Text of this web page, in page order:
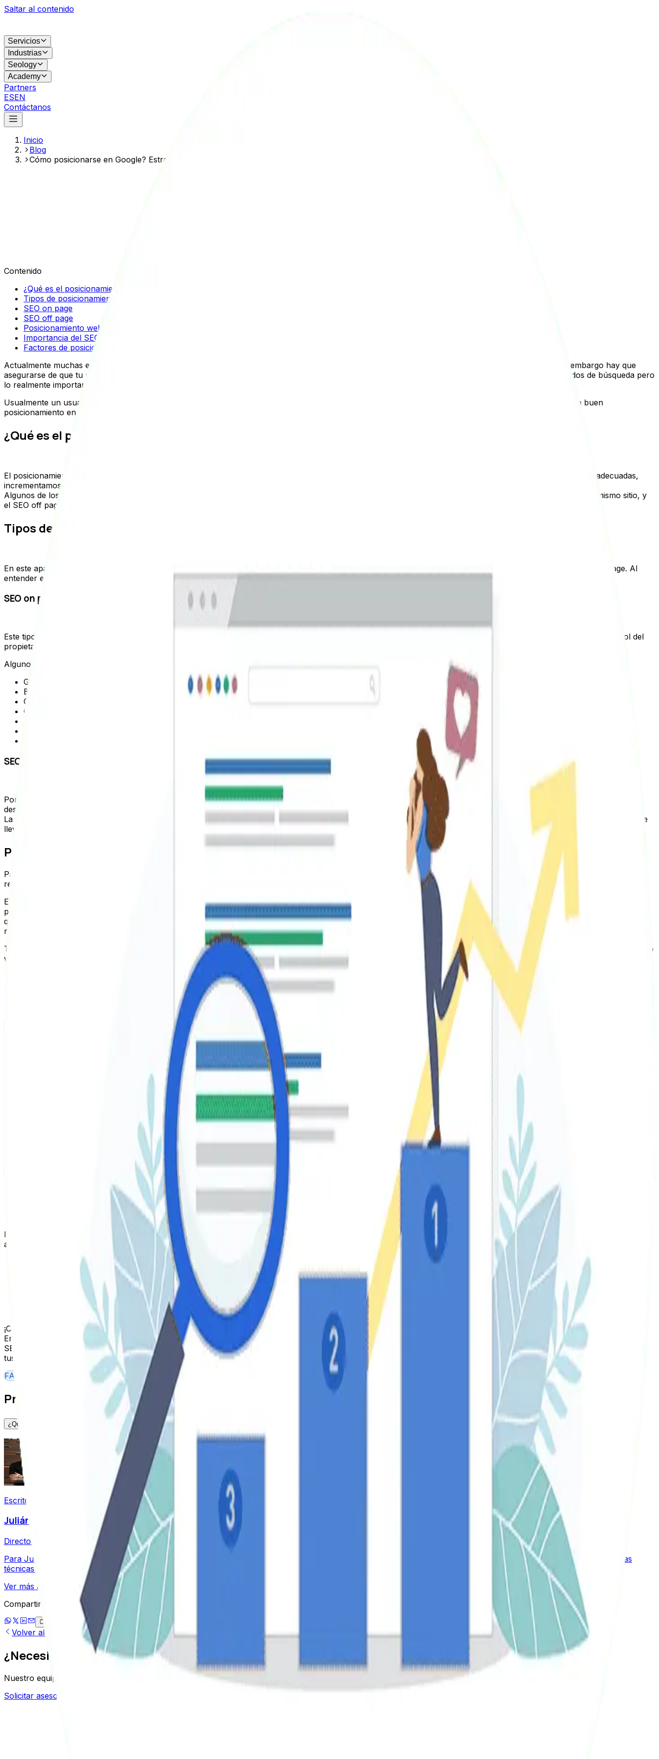
Saltar al contenido
Servicios
Industrias
Seology
Academy
Partners
ESEN
Contáctanos
Inicio
Blog
Cómo posicionarse en Google? Estrategias clave
Contenido
¿Qué es el posicionamiento SEO?
Tipos de posicionamiento web
SEO on page
SEO off page
Posicionamiento web: ¿Cómo funciona?
Importancia del SEO, ¿Por qué incluirlo en la estrategia?
Factores de posicionamiento SEO
Actualmente muchas empresas son conscientes de la importancia de tener presencia en internet para generar mejores resultados en sus negocios, sin embargo hay que
asegurarse de que tu negocio es visible tanto para el público objetivo como para los buscadores. Muchas páginas compiten por aparecer en los resultados de búsqueda pero
lo realmente importante es estar en la primera página de resultados, si tu negocio no aparece allí estará perdiendo muchas oportunidades de conversión.
Usualmente un usuario no sigue buscando respuestas a su búsqueda más allá de la primera página, por eso es importante implementar estrategias por un buen
posicionamiento en Google para sobresalir frente a la competencia.
¿Qué es el posicionamiento SEO?
El posicionamiento SEO define la posición o lugar en que aparece un resultado de búsqueda de forma orgánica en los buscadores. Al implementar estrategias adecuadas,
incrementamos la posibilidad de mejorar el posicionamiento y aparecer en los primeros lugares de la página de resultados de Google.
Algunos de los aspectos más relevantes para el posicionamiento son el SEO on page, que se refiere a toda la estrategia que se puede llevar a cabo dentro del mismo sitio, y
el SEO off page.
Tipos de posicionamiento web
En este apartado veremos que existen dos tipos de posicionamiento que utilizaremos según lo que queramos optimizar en los resultados. SEO on page y SEO off page. Al
entender estos dos tipos de posicionamiento podremos identificar y priorizar los elementos a mejorar dentro de un sitio web y en su estrategia SEO.
SEO on page
Este tipo de SEO trata todas las optimizaciones que se pueden realizar dentro de una página web para posicionarla en Google, se refiere a todo lo que está bajo control del
propietario del sitio, del encargado de su operación o de algún experto en SEO.
Algunos elementos dentro de esta categoría que nos sirven para optimizar son:
Generar contenido de calidad y responder a la intención de búsqueda del usuario
Buen desarrollo de la arquitectura web
Optimizar etiquetas title y description
Optimizar sintaxis de URL
SEO off page
Por otro lado está el SEO off page, que se refiere a las acciones que ayudan a optimizar el sitio pero que se realiza con páginas web externas. El principal elemento para
desarrollar esta estrategia son los enlaces externos o backlinks.
La función y objetivo de los enlaces externos es lograr que otras páginas que se consideren relevantes y de calidad implementen enlaces en su sitio, de manera natural, que
lleven a páginas del sitio deseado, así mejorará el perfil de enlaces, Google comenzará a ver relevancia en nuestro sitio y así se podrá mejorar el posicionamiento.
Posicionamiento web: ¿Cómo funciona?
Para entender esto debes saber que los buscadores usan sus propios algoritmos para analizar las páginas web, incluyendo su estructura y contenidos, para generar los
resultados adecuados en cada búsqueda de usuario.
En un inicio el proceso con el rastreo de una web que es realizado por “arañas” de Google, que además indexan la páginas del sitio web y de las web enlazadas en sus
páginas. Con este rastreo el buscador realiza un índice de páginas que estará disponible para cuando alguien realiza una búsqueda. Al arrojar el resultado, el usuario verá lo
que Google considera que está más cercano o acorde a lo que estaba buscando el usuario entre todo el índice de páginas web, es decir, lo que valora como de mayor
relevancia por el usuario.
Todo el análisis de sitios web puede ser realizado por una
agencia de posicionamiento web
o por profesionales en SEO quienes, a partir de la observación y análisis del sitio
web, comienzan a desarrollar estrategias para lograr que las páginas web del sitio se indexen y logren posicionarse mejor en los buscadores.
Importancia del SEO, ¿Por qué incluirlo en la estrategia?
ecommerceo no, es una de las tareas obligatorias en las empresas dentro de su estrategia para atraer a clientes potenciales, esto
significa atraer a los usuarios cualificados mediante tráfico orgánico, es decir, el tráfico que proviene de los buscadores.
Aunque tengas una gran y atractiva oferta o portafolio de productos o servicios, si no apareces en la primera página de resultados de Google, estás perdiendo más del 90%
de los clics en tu página web. Y, entre todos los resultados de la primera página de respuestas, ten en cuenta que la primera posición acumula en torno al 59,59% de clics.
Además, obtener un volumen de tráfico web considerable es el primer paso para poder realizar con éxito todas las demás estrategias de marketing online (Google Ads, redes
Cuando se dirigen correctamente los recursos para obtener un buen posicionamiento web, podremos lograr resultados como:
Captación estable y de calidad de tráfico web.
Incrementar la visibilidad de tu negocio, aumentando tus probabilidades de venta y mejorando la notoriedad de marca.
Una inversión de trabajo que va dando cada vez más resultados a largo plazo.
Un considerable ahorro en otras campañas online de pago, aunque no por ello dejan de ser eficaces y complementarias.
Mayor eficacia en las campañas SEM
Factores de posicionamiento SEO
Para lograr mejorar el posicionamiento de un sitio web en los buscadores y que el nombre de tu negocio pueda estar en la primera página de los resultados de Google hay
algunos factores importantes a desarrollar e intervenir:
Optimizar el sitio web
Definir palabras clave posicionar
Planificar una estrategia de contenidos
(Desarrollar un plan para) indexar tu página en Google 180
Estrategia de linkbuilding 110 y enlazado interno
Sitio web responsive
¡Contáctanos para sacar el mejor provecho y resultados de tu sitio web! (H2)
En Seology diseñamos, desarrollamos y optimizamos sitios web que se traducen en aumentos en ventas e ingresos. Nosotros nos encargamos de todas tus necesidades de
SEO, desde construir tu estrategia de posicionamiento, la optimización técnica de tu sitio y su contenido y la mejora de la experiencia de usuario (UX). Contáctanos, déjanos
tus datos y te llamaremos.
FAQ
Preguntas frecuentes
¿Qué es el posicionamiento SEO?
Escrito por
Julián Durango
Director SEO
Para Julián, cada proyecto SEO es un nuevo reto. Disfruta construir estrategias desde cero y ver cómo los proyectos crecen paso a paso. Su experiencia en auditorías
técnicas y proyectos de nicho le ha permitido crear activos digitales rentables.
Ver más artículos deJulián
Compartir este articulo
Volver al blog
¿Necesitas ayuda con tu SEO?
Nuestro equipo de expertos puede ayudarte a mejorar tu posicionamiento y aumentar el trafico organico de tu sitio web.
Solicitar asesoria gratuita